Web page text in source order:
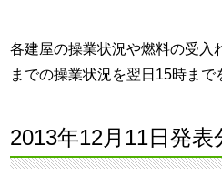
各建屋の操業状況や燃料の受入
までの操業状況を翌日15時まで
2013年12月11日発表